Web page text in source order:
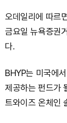
오데일리에 따르
금요일 뉴욕증권
다.
BHYP는 미국에
제공하는 펀드가
트와이즈 온체인